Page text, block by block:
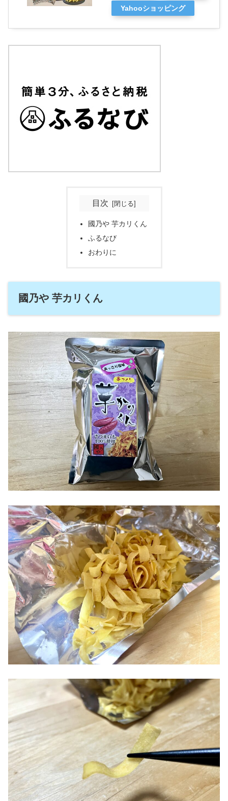
Yahooショッピング
目次
國乃や 芋カリくん
ふるなび
おわりに
國乃や 芋カリくん